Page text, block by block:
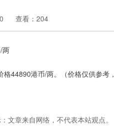
查看：204
44890港币/两。（价格仅供参考，
文章来自网络，不代表本站观点。